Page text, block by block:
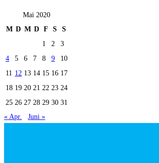
Mai 2020
M D M D F S
S
1
2
3
4
5 6 7 8 9
10
11 12 13 14 15 16 17
18 19 20 21 22 23 24
25 26 27 28 29 30 31
« Apr.
Juni »